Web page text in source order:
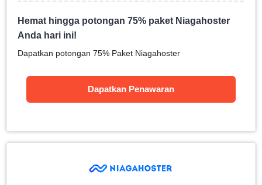
Hemat hingga potongan 75% paket Niagahoster
Anda hari ini!
Dapatkan potongan 75% Paket Niagahoster
Dapatkan Penawaran